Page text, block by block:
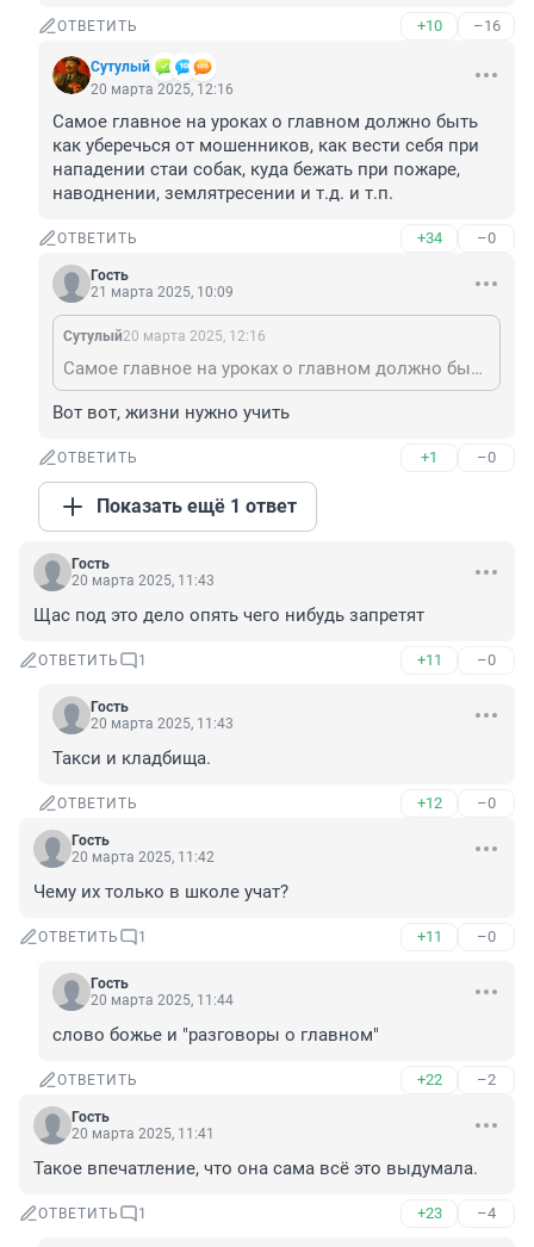
ОТВЕТИТЬ +10 –16
Сутулый
20 марта 2025, 12:16
Самое главное на уроках о главном должно быть
как уберечься от мошенников, как вести себя при
нападении стаи собак, куда бежать при пожаре,
наводнении, землятресении и т.д. и т.п.
ОТВЕТИТЬ +34 –0
Гость
21 марта 2025, 10:09
Сутулый20 марта 2025, 12:16
Самое главное на уроках о главном должно быть как уберечься от мошенников, как вести себя при нападении стаи собак, куда бежать при пожаре, наводнении, землятресении и т.д. и т.п.
Вот вот, жизни нужно учить
ОТВЕТИТЬ +1 –0
Показать ещё 1 ответ
Гость
20 марта 2025, 11:43
Щас под это дело опять чего нибудь запретят
ОТВЕТИТЬ 1 +11 –0
Гость
20 марта 2025, 11:43
Такси и кладбища.
ОТВЕТИТЬ +12 –0
Гость
20 марта 2025, 11:42
Чему их только в школе учат?
ОТВЕТИТЬ 1 +11 –0
Гость
20 марта 2025, 11:44
слово божье и "разговоры о главном"
ОТВЕТИТЬ +22 –2
Гость
20 марта 2025, 11:41
Такое впечатление, что она сама всё это выдумала.
ОТВЕТИТЬ 1 +23 –4